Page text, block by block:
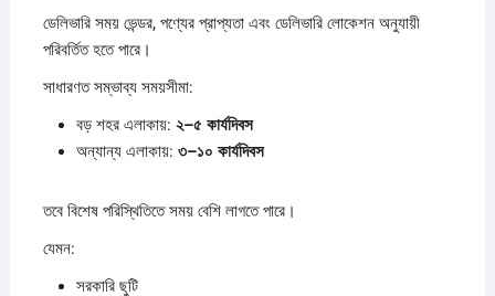
ডেলিভারি সময় ভেন্ডর, পণ্যের প্রাপ্যতা এবং ডেলিভারি লোকেশন অনুযায়ী
পরিবর্তিত হতে পারে।
সাধারণত সম্ভাব্য সময়সীমা:
বড় শহর এলাকায়: ২–৫ কার্যদিবস
অন্যান্য এলাকায়: ৩–১০ কার্যদিবস
তবে বিশেষ পরিস্থিতিতে সময় বেশি লাগতে পারে।
যেমন:
সরকারি ছুটি